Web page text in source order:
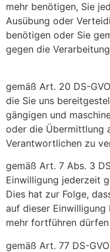
mehr benötigen, Sie
Ausübung oder
benötigen oder Sie
gegen die
gemäß Art. 20 DS-
die Sie uns
gängigen und
oder die Übermittlung
Verantwortlichen zu
gemäß Art. 7 Abs. 3
Einwilligung jederzeit
Dies hat zur Folge,
auf dieser
mehr fortführen
gemäß Art. 77 DS-